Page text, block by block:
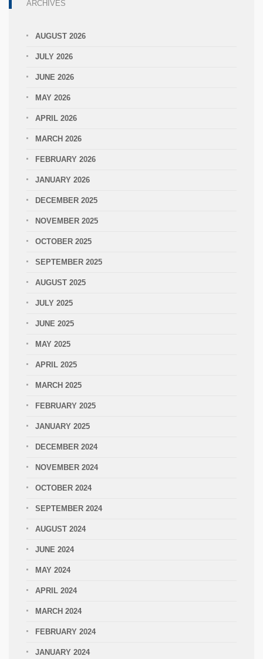
ARCHIVES
AUGUST 2026
JULY 2026
JUNE 2026
MAY 2026
APRIL 2026
MARCH 2026
FEBRUARY 2026
JANUARY 2026
DECEMBER 2025
NOVEMBER 2025
OCTOBER 2025
SEPTEMBER 2025
AUGUST 2025
JULY 2025
JUNE 2025
MAY 2025
APRIL 2025
MARCH 2025
FEBRUARY 2025
JANUARY 2025
DECEMBER 2024
NOVEMBER 2024
OCTOBER 2024
SEPTEMBER 2024
AUGUST 2024
JUNE 2024
MAY 2024
APRIL 2024
MARCH 2024
FEBRUARY 2024
JANUARY 2024